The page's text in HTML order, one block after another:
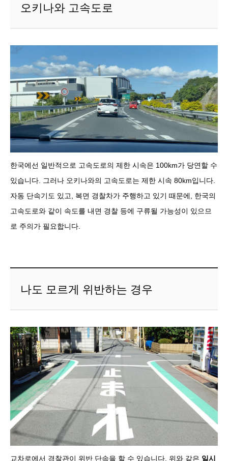
오키나와 고속도로
한국에선 일반적으로 고속도로의 제한 시속은 100km가 당연할 수
있습니다. 그러나 오키나와의 고속도로는 제한 시속 80km입니다.
자동 단속기도 있고, 복면 경찰차가 주행하고 있기 때문에, 한국의
고속도로와 같이 속도를 내면 경찰 등에 구류될 가능성이 있으므
로 주의가 필요합니다.
나도 모르게 위반하는 경우
교차로에서 경찰관이 위반 단속을 할 수 있습니다. 위와 같은 일시